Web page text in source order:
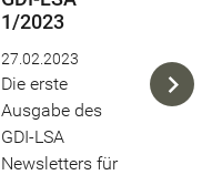
1/2023
27.02.2023
Die erste
Ausgabe des
GDI-LSA
Newsletters für